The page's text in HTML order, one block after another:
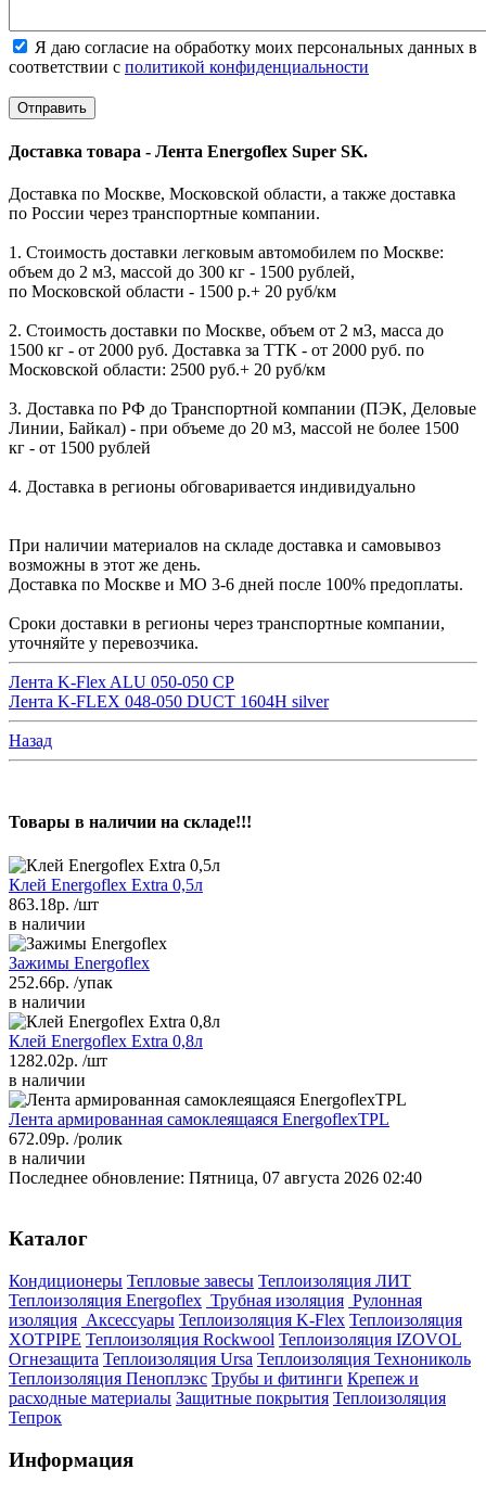
Я даю согласие на обработку моих персональных данных в
соответствии с политикой конфиденциальности
Доставка товара - Лента Energoflex Super SK.
Доставка по Москве, Московской области, а также доставка
по России через транспортные компании.
1. Стоимость доставки легковым автомобилем по Москве:
объем до 2 м3, массой до 300 кг - 1500 рублей,
по Московской области - 1500 р.+ 20 руб/км
2. Стоимость доставки по Москве, объем от 2 м3, масса до
1500 кг - от 2000 руб. Доставка за ТТК - от 2000 руб. по
Московской области: 2500 руб.+ 20 руб/км
3. Доставка по РФ до Транспортной компании (ПЭК, Деловые
Линии, Байкал) - при объеме до 20 м3, массой не более 1500
кг - от 1500 рублей
4. Доставка в регионы обговаривается индивидуально
При наличии материалов на складе доставка и самовывоз
возможны в этот же день.
Доставка по Москве и МО 3-6 дней после 100% предоплаты.
Сроки доставки в регионы через транспортные компании,
уточняйте у перевозчика.
Лента K-Flex ALU 050-050 CP
Лента K-FLEX 048-050 DUCT 1604H silver
Назад
Товары в наличии на складе!!!
Клей Energoflex Extra 0,5л
863.18р. /шт
в наличии
Зажимы Energoflex
252.66р. /упак
в наличии
Клей Energoflex Extra 0,8л
1282.02р. /шт
в наличии
Лента армированная самоклеящаяся EnergoflexTPL
672.09р. /ролик
в наличии
Последнее обновление: Пятница, 07 августа 2026 02:40
Каталог
Кондиционеры Тепловые завесы Теплоизоляция ЛИТ
Теплоизоляция Energoflex Трубная изоляция Рулонная
изоляция Аксессуары Теплоизоляция K-Flex Теплоизоляция
XOTPIPE Теплоизоляция Rockwool Теплоизоляция IZOVOL
Огнезащита Теплоизоляция Ursa Теплоизоляция Технониколь
Теплоизоляция Пеноплэкс Трубы и фитинги Крепеж и
расходные материалы Защитные покрытия Теплоизоляция
Тепрок
Информация